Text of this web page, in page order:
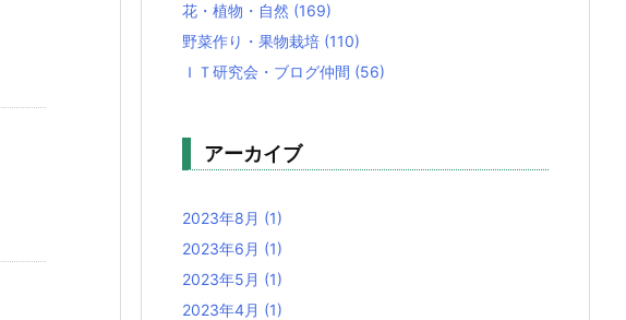
花・植物・自然 (169)
野菜作り・果物栽培 (110)
ＩＴ研究会・ブログ仲間 (56)
アーカイブ
2023年8月 (1)
2023年6月 (1)
2023年5月 (1)
2023年4月 (1)